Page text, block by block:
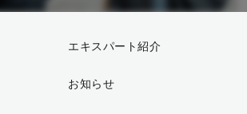
エキスパート紹介
お知らせ